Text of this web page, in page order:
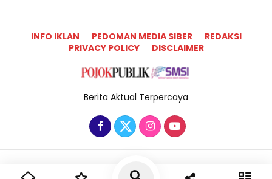
INFO IKLAN PEDOMAN MEDIA SIBER
REDAKSI
PRIVACY POLICY
DISCLAIMER
Berita Aktual Terpercaya
Copyright @2025 Pojok Publik All Rights Reserved